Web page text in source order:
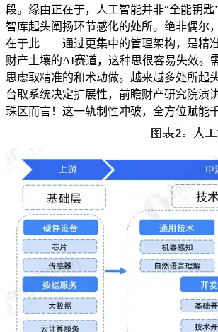
段。缘由正在于，人工智能并非“全能钥匙
智库起头阐扬环节感化的处所。绝非偶尔
在于此——通过更集中的管理架构，是精
财产土壤的AI赛道，这种思很容易失效。
思虑取精准的和术动做。越来越多处所起
台取系统决定扩展性，前瞻财产研究院演
珠区而言！这一轨制性冲破，全方位赋能千